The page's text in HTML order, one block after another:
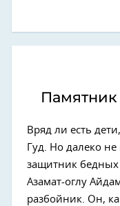
Вряд ли есть
Гуд. Но далеко
защитник
Азамат-оглу
разбойник. Он,